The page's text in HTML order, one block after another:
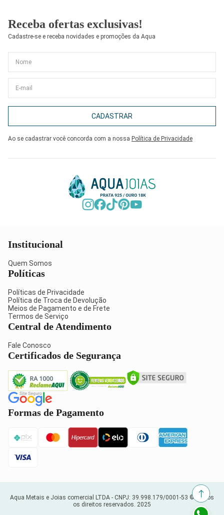
Receba ofertas exclusivas!
Cadastre-se e receba novidades e promoções da Aqua
CADASTRAR
Ao se cadastrar você concorda com a nossa Política de Privacidade
Institucional
Quem Somos
Políticas
Políticas de Privacidade
Política de Troca de Devolução
Meios de Pagamento e de Frete
Termos de Serviço
Central de Atendimento
Fale Conosco
Certificados de Segurança
Formas de Pagamento
Aqua Metais e Joias comercial LTDA - CNPJ: 39.998.179/0001-53 © Todos
os direitos reservados. 2025